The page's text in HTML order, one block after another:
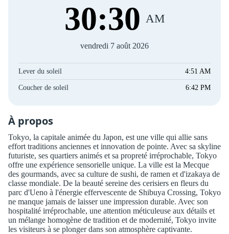
30:31 AM
vendredi 7 août 2026
Lever du soleil 4:51 AM
Coucher de soleil 6:42 PM
À propos
Tokyo, la capitale animée du Japon, est une ville qui allie sans
effort traditions anciennes et innovation de pointe. Avec sa skyline
futuriste, ses quartiers animés et sa propreté irréprochable, Tokyo
offre une expérience sensorielle unique. La ville est la Mecque
des gourmands, avec sa culture de sushi, de ramen et d'izakaya de
classe mondiale. De la beauté sereine des cerisiers en fleurs du
parc d'Ueno à l'énergie effervescente de Shibuya Crossing, Tokyo
ne manque jamais de laisser une impression durable. Avec son
hospitalité irréprochable, une attention méticuleuse aux détails et
un mélange homogène de tradition et de modernité, Tokyo invite
les visiteurs à se plonger dans son atmosphère captivante.